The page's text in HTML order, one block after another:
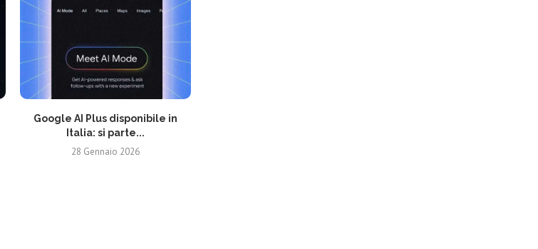
Google AI Plus disponibile in
Italia: si parte...
28 Gennaio 2026